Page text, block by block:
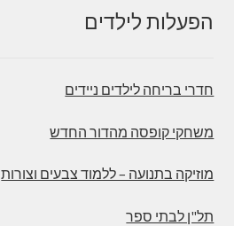
הפעלות לילדים
חדרי בריחה לילדים ניידים
משחקי קופסה מהדור החדש
מוזיקה בתנועה – ללמוד צבעים וצורות
תל"ן לבתי ספר